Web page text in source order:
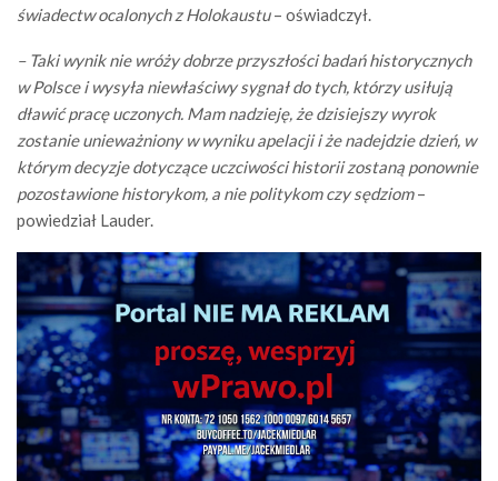
świadectw ocalonych z Holokaustu– oświadczył.
– Taki wynik nie wróży dobrze przyszłości badań historycznych
w Polsce i wysyła niewłaściwy sygnał do tych, którzy usiłują
dławić pracę uczonych. Mam nadzieję, że dzisiejszy wyrok
zostanie unieważniony w wyniku apelacji i że nadejdzie dzień, w
którym decyzje dotyczące uczciwości historii zostaną ponownie
pozostawione historykom, a nie politykom czy sędziom–
powiedział Lauder.